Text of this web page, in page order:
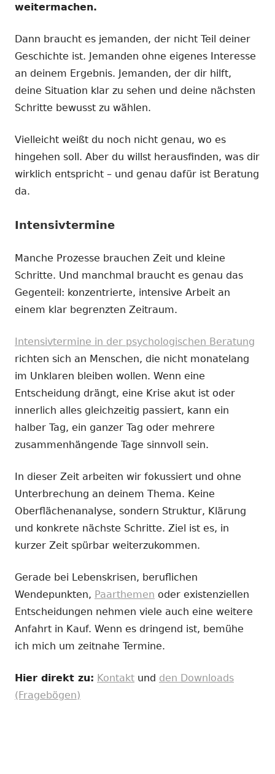
weitermachen.
Dann braucht es jemanden, der nicht Teil deiner
Geschichte ist. Jemanden ohne eigenes Interesse
an deinem Ergebnis. Jemanden, der dir hilft,
deine Situation klar zu sehen und deine nächsten
Schritte bewusst zu wählen.
Vielleicht weißt du noch nicht genau, wo es
hingehen soll. Aber du willst herausfinden, was dir
wirklich entspricht – und genau dafür ist Beratung
da.
Intensivtermine
Manche Prozesse brauchen Zeit und kleine
Schritte. Und manchmal braucht es genau das
Gegenteil: konzentrierte, intensive Arbeit an
einem klar begrenzten Zeitraum.
Intensivtermine in der psychologischen Beratung
richten sich an Menschen, die nicht monatelang
im Unklaren bleiben wollen. Wenn eine
Entscheidung drängt, eine Krise akut ist oder
innerlich alles gleichzeitig passiert, kann ein
halber Tag, ein ganzer Tag oder mehrere
zusammenhängende Tage sinnvoll sein.
In dieser Zeit arbeiten wir fokussiert und ohne
Unterbrechung an deinem Thema. Keine
Oberflächenanalyse, sondern Struktur, Klärung
und konkrete nächste Schritte. Ziel ist es, in
kurzer Zeit spürbar weiterzukommen.
Gerade bei Lebenskrisen, beruflichen
Wendepunkten, Paarthemen oder existenziellen
Entscheidungen nehmen viele auch eine weitere
Anfahrt in Kauf. Wenn es dringend ist, bemühe
ich mich um zeitnahe Termine.
Hier direkt zu: Kontakt und den Downloads
(Fragebögen)